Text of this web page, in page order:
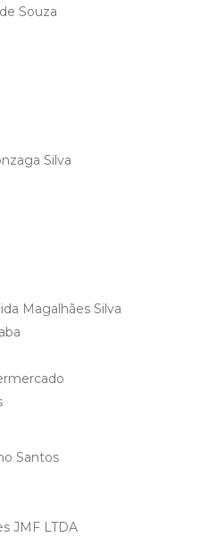
Souza
Silva
Magalhães Silva
Santos
JMF LTDA